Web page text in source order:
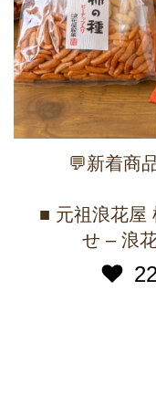
💬新着商
■ 元祖浪花屋
せ – 浪